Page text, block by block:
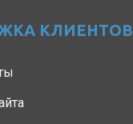
КЛИЕНТОВ